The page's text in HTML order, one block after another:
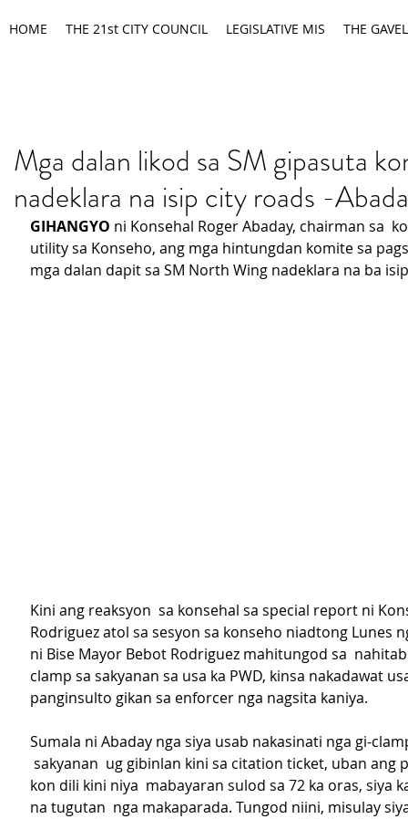
HOME THE 21st CITY COUNCIL LEGISLATIVE MIS THE GAVEL
Mga dalan likod sa SM gipasuta
nadeklara na isip city roads -
GIHANGYO ni Konsehal Roger Abaday, chairman sa
utility sa Konseho, ang mga hintungdan komite sa
mga dalan dapit sa SM North Wing nadeklara na ba
Kini ang reaksyon  sa konsehal sa special report ni
Rodriguez atol sa sesyon sa konseho niadtong Lunes
ni Bise Mayor Bebot Rodriguez mahitungod sa
clamp sa sakyanan sa usa ka PWD, kinsa nakadawat
panginsulto gikan sa enforcer nga nagsita kaniya.
Sumala ni Abaday nga siya usab nakasinati nga gi-
sakyanan  ug gibinlan kini sa citation ticket, uban ang
kon dili kini niya  mabayaran sulod sa 72 ka oras, siya
na tugutan  nga makaparada. Tungod niini, misulay